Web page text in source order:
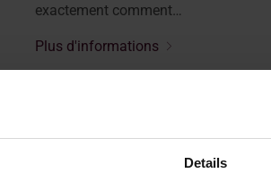
Details
exactement comment…
Plus d'informations